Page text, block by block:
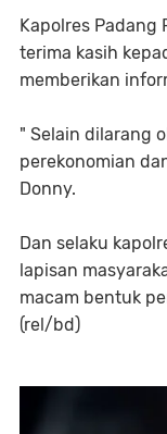
Kapolres Padang
terima kasih
memberikan
" Selain dilarang
perekonomian
Donny.
Dan selaku
lapisan
macam bentuk
(rel/bd)